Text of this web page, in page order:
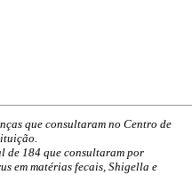
que consultaram no Centro de
de 184 que consultaram por
em matérias fecais, Shigella e